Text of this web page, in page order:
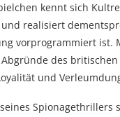
kennt sich
realisiert
vorprogrammiert ist.
des
und
Spionagethrillers